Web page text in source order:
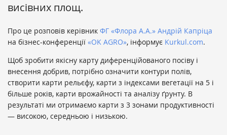
висівних площ.
Про це розповів керівник ФГ «Флора А.А.» Андрій Капріца
на бізнес-конференції «OK AGRO», інформує Kurkul.com.
Щоб зробити якісну карту диференційованого посіву і
внесення добрив, потрібно означити контури полів,
створити карти рельєфу, карти з індексами вегетації на 5 і
більше років, карти врожайності та аналізу ґрунту. В
результаті ми отримаємо карти з 3 зонами продуктивності
— високою, середньою і низькою.